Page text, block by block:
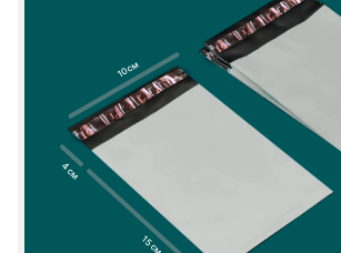
10 см
4 см
15 см